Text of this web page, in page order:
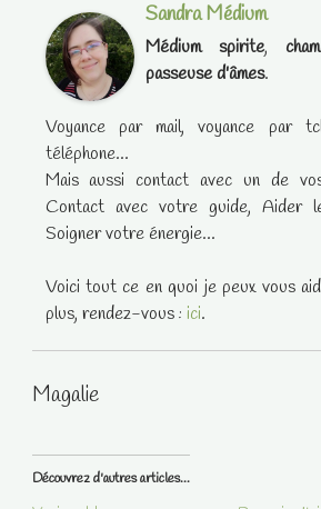
Sandra Médium
Médium spirite,
passeuse d'âmes.
Voyance par mail, voyance par
téléphone...
Mais aussi contact avec un de
Contact avec votre guide, Aider
Soigner votre énergie...
Voici tout ce en quoi je peux vous
plus, rendez-vous : ici.
Magalie
Découvrez d'autres articles...